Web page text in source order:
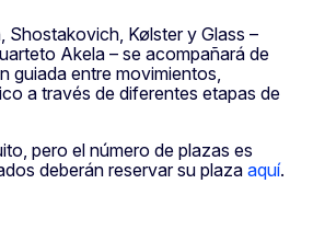
Shostakovich, Kølster y Glass –
Akela – se acompañará de
guiada entre movimientos,
a través de diferentes etapas de
pero el número de plazas es
deberán reservar su plaza aquí.